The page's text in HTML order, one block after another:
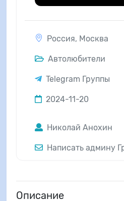
Россия, Москва
Автолюбители
Telegram Группы
2024-11-20
Николай Анохин
Написать админу
Описание